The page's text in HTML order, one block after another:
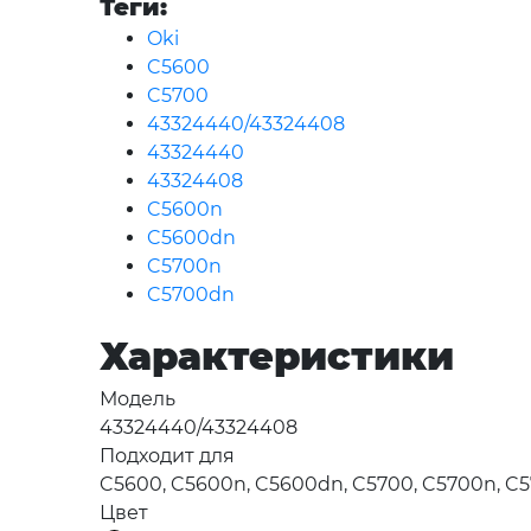
Теги:
Oki
C5600
C5700
43324440/43324408
43324440
43324408
C5600n
C5600dn
C5700n
C5700dn
Характеристики
Модель
43324440/43324408
Подходит для
C5600, C5600n, C5600dn, C5700, C5700n,
Цвет